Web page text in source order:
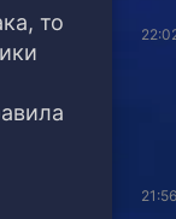
то
21:56